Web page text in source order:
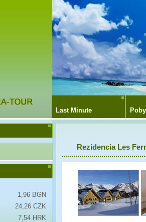
Last Minute
Rezidencia Les
1,96 BGN
24,26 CZK
7,54 HRK